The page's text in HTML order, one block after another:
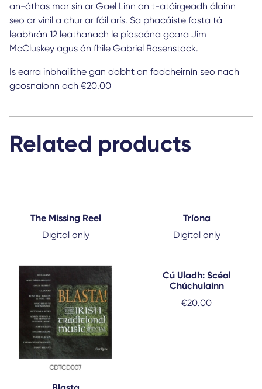
an-áthas mar sin ar Gael Linn an t-atáirgeadh álainn
seo ar vinil a chur ar fáil arís. Sa phacáiste fosta tá
leabhrán 12 leathanach le píosaóna gcara Jim
McCluskey agus ón fhile Gabriel Rosenstock.
Is earra inbhailithe gan dabht an fadcheirnín seo nach
gcosnaíonn ach €20.00
Related products
The Missing Reel
Digital only
Tríona
Digital only
Cú Uladh: Scéal
Chúchulainn
€20.00